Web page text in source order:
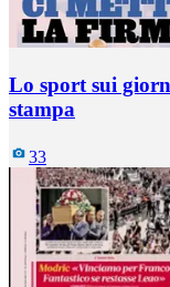
Lo sport sui
stampa
33